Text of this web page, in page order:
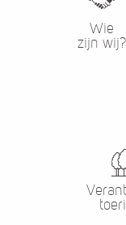
Wie
zijn wij?